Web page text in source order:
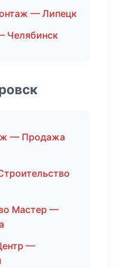
— Липецк
Челябинск
— Продажа
Мастер —
—